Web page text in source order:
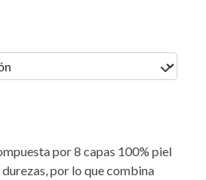
por 8 capas 100% piel
por lo que combina